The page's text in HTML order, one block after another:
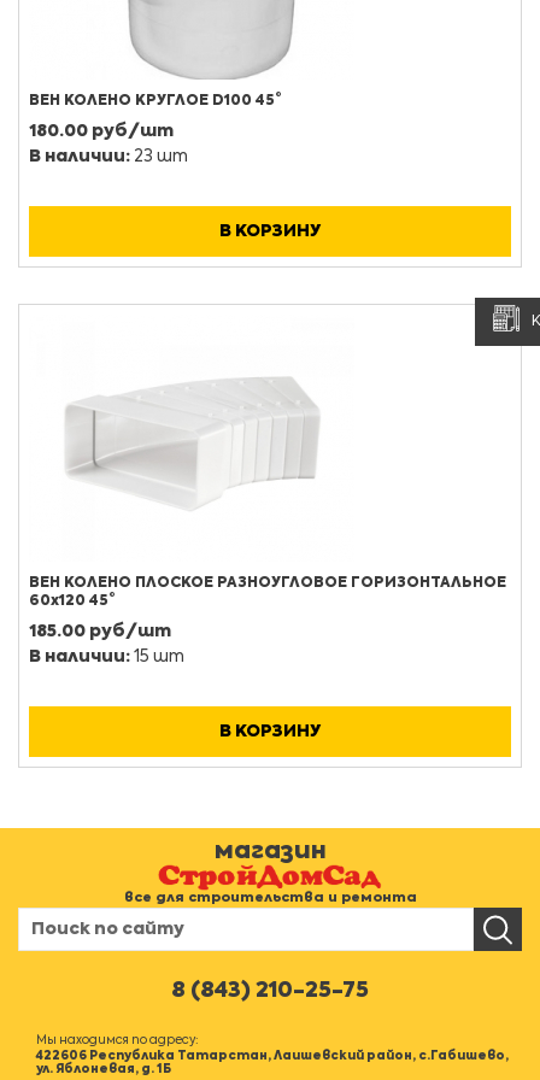
ВЕН КОЛЕНО КРУГЛОЕ D100 45°
180.00 руб/шт
В наличии: 23 шт
В КОРЗИНУ
ВЕН КОЛЕНО ПЛОСКОЕ РАЗНОУГЛОВОЕ ГОРИЗОНТАЛЬНОЕ
60х120 45°
185.00 руб/шт
В наличии: 15 шт
В КОРЗИНУ
магазин
все для строительства и ремонта
8 (843) 210-25-75
Мы находимся по адресу:
422606 Республика Татарстан, Лаишевский район, с.Габишево,
ул. Яблоневая, д. 1Б